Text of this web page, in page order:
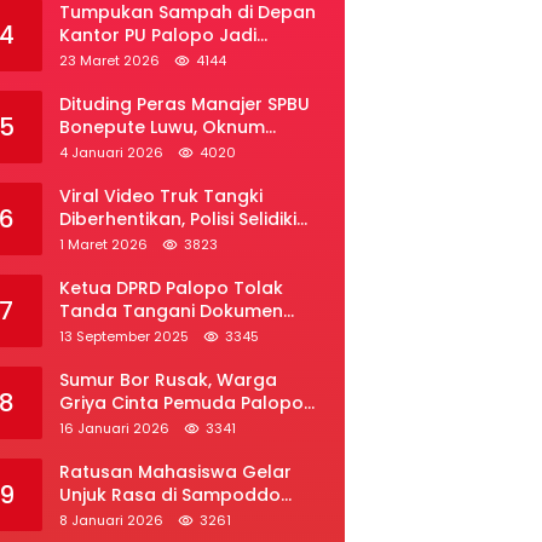
4
Tumpukan Sampah di Depan
Kantor PU Palopo Jadi
Sorotan, Warga Desak DLH
23 Maret 2026 4144
5
Dituding Peras Manajer SPBU
Bonepute Luwu, Oknum
Wartawan Angkat Bicara
4 Januari 2026 4020
6
Viral Video Truk Tangki
Diberhentikan, Polisi Selidiki
Dugaan Penyelundupan Solar
1 Maret 2026 3823
7
Ketua DPRD Palopo Tolak
Tanda Tangani Dokumen
Ranperda APBD Perubahan
13 September 2025 3345
8
Sumur Bor Rusak, Warga
Griya Cinta Pemuda Palopo
Desak Layanan Air Bersih
16 Januari 2026 3341
9
Ratusan Mahasiswa Gelar
Unjuk Rasa di Sampoddo
Palopo, Tuntut Pemekaran
8 Januari 2026 3261